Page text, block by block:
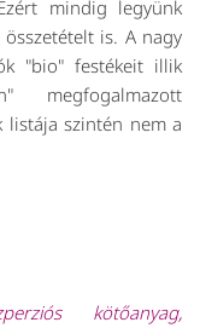
mindig legyünk
is. A nagy
"bio" festékeit illik
megfogalmazott
listája szintén nem a
kötőanyag,